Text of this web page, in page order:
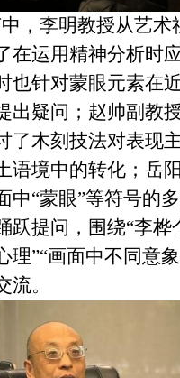
，李明教授从艺术
在运用精神分析时
也针对蒙眼元素在
出疑问；赵帅副教
了木刻技法对表现
语境中的转化；岳
中“蒙眼”等符号的
跃提问，围绕“李桦
理”“画面中不同意
流。